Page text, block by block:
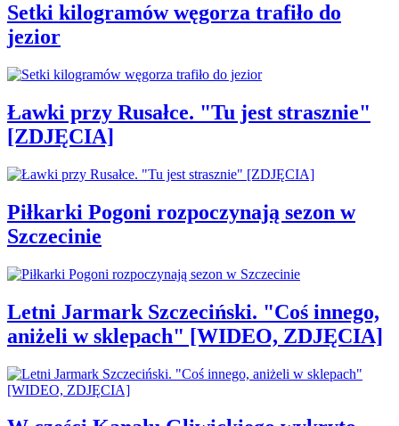
Setki kilogramów węgorza trafiło do
jezior
Ławki przy Rusałce. "Tu jest strasznie"
[ZDJĘCIA]
Piłkarki Pogoni rozpoczynają sezon w
Szczecinie
Letni Jarmark Szczeciński. "Coś innego,
aniżeli w sklepach" [WIDEO, ZDJĘCIA]